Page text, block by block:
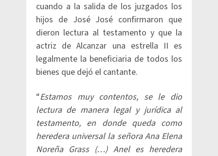
cuando a la salida de los juzgados los
hijos de José José confirmaron que
dieron lectura al testamento y que la
actriz de Alcanzar una estrella II es
legalmente la beneficiaria de todos los
bienes que dejó el cantante.
“Estamos muy contentos, se le dio
lectura de manera legal y jurídica al
testamento, en donde queda como
heredera universal la señora Ana Elena
Noreña Grass (…) Anel es heredera